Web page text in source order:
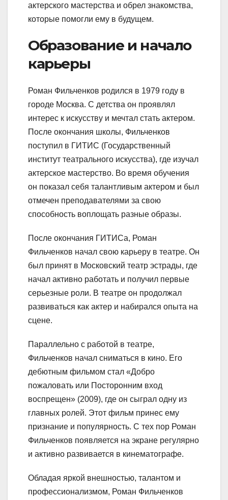
актерского мастерства и обрел знакомства,
которые помогли ему в будущем.
Образование и начало
карьеры
Роман Фильченков родился в 1979 году в
городе Москва. С детства он проявлял
интерес к искусству и мечтал стать актером.
После окончания школы, Фильченков
поступил в ГИТИС (Государственный
институт театрального искусства), где изучал
актерское мастерство. Во время обучения
он показал себя талантливым актером и был
отмечен преподавателями за свою
способность воплощать разные образы.
После окончания ГИТИСа, Роман
Фильченков начал свою карьеру в театре. Он
был принят в Московский театр эстрады, где
начал активно работать и получил первые
серьезные роли. В театре он продолжал
развиваться как актер и набирался опыта на
сцене.
Параллельно с работой в театре,
Фильченков начал сниматься в кино. Его
дебютным фильмом стал «Добро
пожаловать или Посторонним вход
воспрещен» (2009), где он сыграл одну из
главных ролей. Этот фильм принес ему
признание и популярность. С тех пор Роман
Фильченков появляется на экране регулярно
и активно развивается в кинематографе.
Обладая яркой внешностью, талантом и
профессионализмом, Роман Фильченков